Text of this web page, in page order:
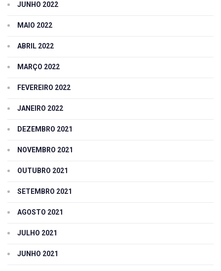
JUNHO 2022
MAIO 2022
ABRIL 2022
MARÇO 2022
FEVEREIRO 2022
JANEIRO 2022
DEZEMBRO 2021
NOVEMBRO 2021
OUTUBRO 2021
SETEMBRO 2021
AGOSTO 2021
JULHO 2021
JUNHO 2021